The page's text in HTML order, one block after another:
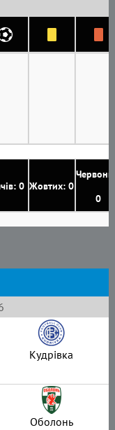
0 Жовтих: 0
0
Кудрівка
Оболонь